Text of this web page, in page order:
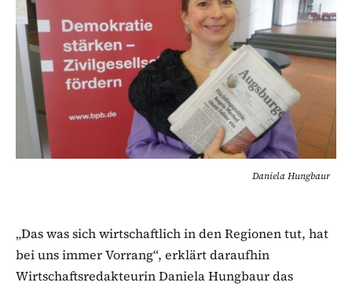
Daniela Hungbaur
„Das was sich wirtschaftlich in den Regionen tut, hat
bei uns immer Vorrang“, erklärt daraufhin
Wirtschaftsredakteurin Daniela Hungbaur das